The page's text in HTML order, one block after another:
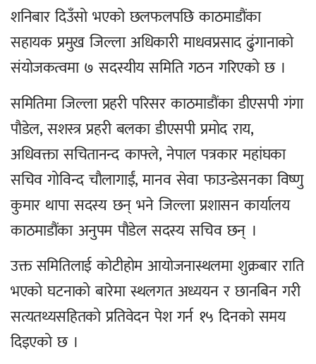
शनिबार दिउँसो भएको छलफलपछि काठमाडौंका
सहायक प्रमुख जिल्ला अधिकारी माधवप्रसाद ढुंगानाको
संयोजकत्वमा ७ सदस्यीय समिति गठन गरिएको छ ।
समितिमा जिल्ला प्रहरी परिसर काठमाडौंका डीएसपी गंगा
पौडेल, सशस्त्र प्रहरी बलका डीएसपी प्रमोद राय,
अधिवक्ता सचितानन्द काफ्ले, नेपाल पत्रकार महांघका
सचिव गोविन्द चौलागाईं, मानव सेवा फाउन्डेसनका विष्णु
कुमार थापा सदस्य छन् भने जिल्ला प्रशासन कार्यालय
काठमाडौंका अनुपम पौडेल सदस्य सचिव छन् ।
उक्त समितिलाई कोटीहोम आयोजनास्थलमा शुक्रबार राति
भएको घटनाको बारेमा स्थलगत अध्ययन र छानबिन गरी
सत्यतथ्यसहितको प्रतिवेदन पेश गर्न १५ दिनको समय
दिइएको छ ।